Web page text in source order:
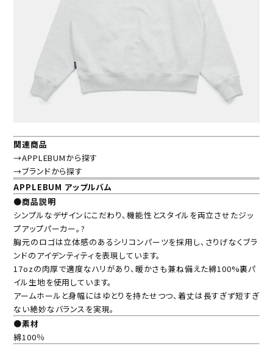
関連商品
→APPLEBUMから探す
→ブランドから探す
APPLEBUM アップルバム
●商品説明
シンプルなデザインにこだわり、機能性とスタイルを両立させたジッ
プアップパーカー。?
胸元のロゴは立体感のあるシリコンパーツを採用し、さりげなくブラ
ンドのアイデンティティを表現しています。
17ozの肉厚で適度なハリがあり、暖かさも兼ね備えた綿100%裏パ
イル生地を使用しています。
アームホールと身幅にはゆとりを持たせつつ、着丈は長すぎず短すぎ
ない絶妙なバランスを実現。
●素材
綿100％